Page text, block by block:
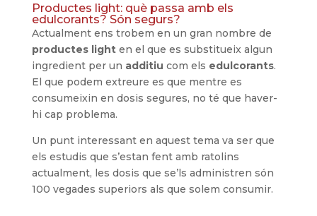
Productes light: què passa amb els
edulcorants? Són segurs?
Actualment ens trobem en un gran nombre de
productes lighten el que es substitueix algun
ingredient per un additiu com els edulcorants.
El que podem extreure es que mentre es
consumeixin en dosis segures, no té que haver-
hi cap problema.
Un punt interessant en aquest tema va ser que
els estudis que s’estan fent amb ratolins
actualment, les dosis que se’ls administren són
100 vegades superiors als que solem consumir.